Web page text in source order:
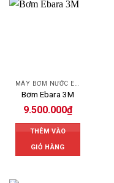
Bơm Ebara 3M
9.500.000₫
THÊM VÀO
GIỎ HÀNG